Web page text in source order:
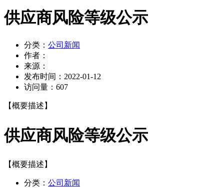
供应商风险等级公示
分类： 公司新闻
作者：
来源：
发布时间： 2022-01-12
访问量： 607
【概要描述】
供应商风险等级公示
【概要描述】
分类： 公司新闻